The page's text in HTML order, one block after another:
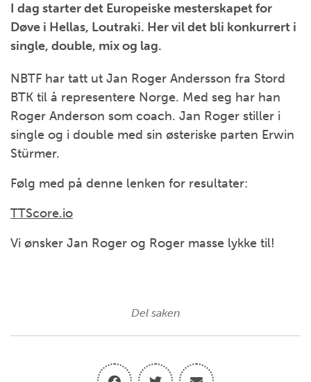
I dag starter det Europeiske mesterskapet for
Døve i Hellas, Loutraki. Her vil det bli konkurrert i
single, double, mix og lag.
NBTF har tatt ut Jan Roger Andersson fra Stord
BTK til å representere Norge. Med seg har han
Roger Anderson som coach. Jan Roger stiller i
single og i double med sin østeriske parten Erwin
Stürmer.
Følg med på denne lenken for resultater:
TTScore.io
Vi ønsker Jan Roger og Roger masse lykke til!
Del saken